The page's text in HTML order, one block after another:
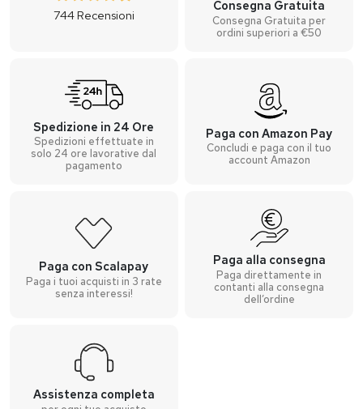
744Recensioni
Consegna Gratuita
Consegna Gratuita per
ordini superiori a €50
Spedizione in 24 Ore
Spedizioni effettuate in
solo 24 ore lavorative dal
pagamento
Paga con Amazon Pay
Concludi e paga con il tuo
account Amazon
Paga con Scalapay
Paga i tuoi acquisti in 3 rate
senza interessi!
Paga alla consegna
Paga direttamente in
contanti alla consegna
dell’ordine
Assistenza completa